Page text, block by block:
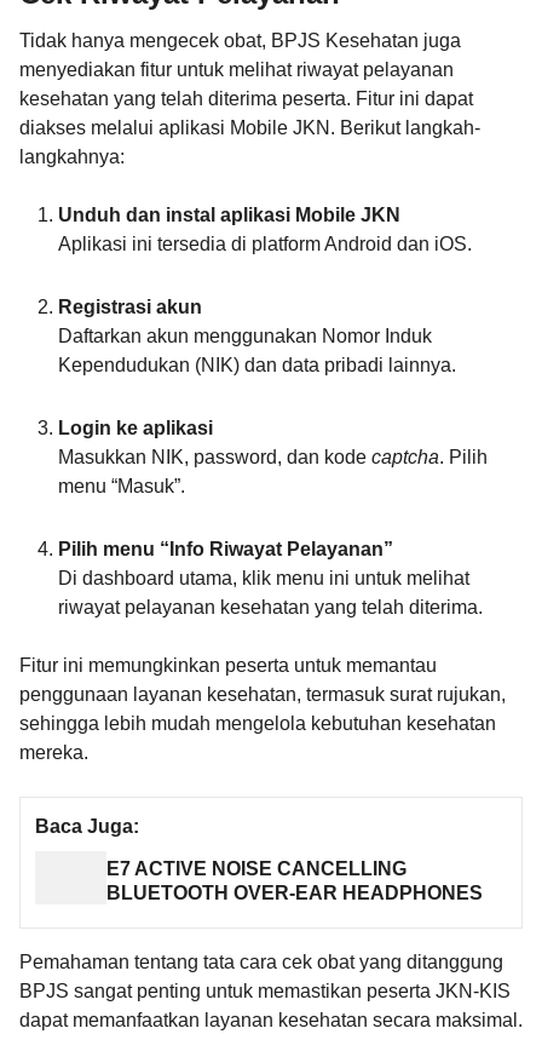
Tidak hanya mengecek obat, BPJS Kesehatan juga
menyediakan fitur untuk melihat riwayat pelayanan
kesehatan yang telah diterima peserta. Fitur ini dapat
diakses melalui aplikasi Mobile JKN. Berikut langkah-
langkahnya:
Unduh dan instal aplikasi Mobile JKN
Aplikasi ini tersedia di platform Android dan iOS.
Registrasi akun
Daftarkan akun menggunakan Nomor Induk
Kependudukan (NIK) dan data pribadi lainnya.
Login ke aplikasi
Masukkan NIK, password, dan kode captcha. Pilih
menu “Masuk”.
Pilih menu “Info Riwayat Pelayanan”
Di dashboard utama, klik menu ini untuk melihat
riwayat pelayanan kesehatan yang telah diterima.
Fitur ini memungkinkan peserta untuk memantau
penggunaan layanan kesehatan, termasuk surat rujukan,
sehingga lebih mudah mengelola kebutuhan kesehatan
mereka.
Baca Juga:
E7 ACTIVE NOISE CANCELLING
BLUETOOTH OVER-EAR HEADPHONES
Pemahaman tentang tata cara cek obat yang ditanggung
BPJS sangat penting untuk memastikan peserta JKN-KIS
dapat memanfaatkan layanan kesehatan secara maksimal.